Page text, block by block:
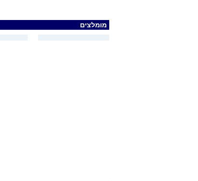
מומלצים